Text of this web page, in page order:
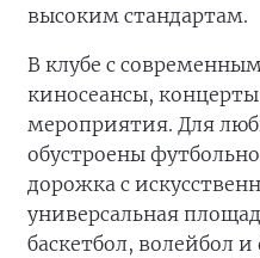
высоким стандартам.
В клубе с
киносеансы,
мероприятия. Для
обустроены
дорожка с
универсальная
баскетбол, волейбол